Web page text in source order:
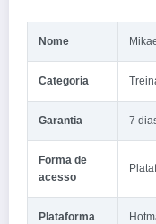
Nome
Categoria
Garantia 7
Forma de
acesso
Plataforma